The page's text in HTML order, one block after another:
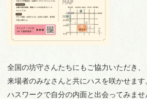
全国の坊守さんたちにもご協力いただき、
来場者のみなさんと共にハスを咲かせます
ハスワークで自分の内面と出会ってみませ